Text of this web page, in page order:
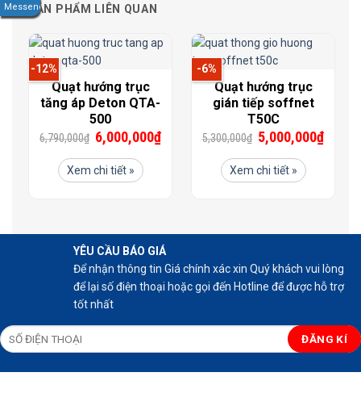
SẢN PHẨM LIÊN QUAN
-12%
Quạt hướng trục
tăng áp Deton QTA-
500
6,790,000₫ 6,000,000₫
Xem chi tiết »
-6%
Quạt hướng trục
gián tiếp soffnet
T50C
5,300,000₫ 5,000,000₫
Xem chi tiết »
YÊU CẦU BÁO GIÁ
Để nhận thông tin Giá chính xác xin Quý khách vui lòng
để lại số điện thoại hoặc gọi đến Hotline để được hỗ trợ
tốt nhất
Messenger